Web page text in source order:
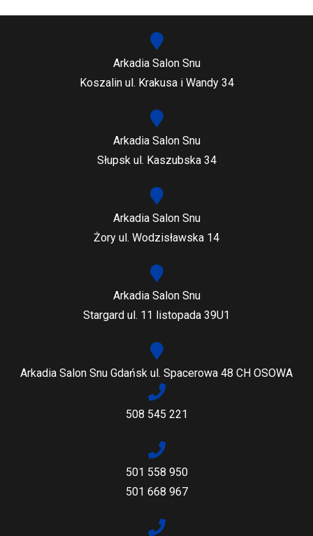
Arkadia Salon Snu
Koszalin ul. Krakusa i Wandy 34
Arkadia Salon Snu
Słupsk ul. Kaszubska 34
Arkadia Salon Snu
Żory ul. Wodzisławska 14
Arkadia Salon Snu
Stargard ul. 11 listopada 39U1
Arkadia Salon Snu Gdańsk ul. Spacerowa 48 CH OSOWA
508 545 221
501 558 950
501 668 967